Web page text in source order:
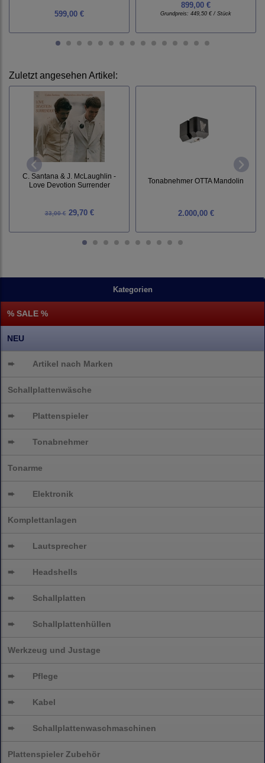
Kategorien
% SALE %
NEU
➨ Artikel nach Marken
Schallplattenwäsche
➨ Plattenspieler
➨ Tonabnehmer
Tonarme
➨ Elektronik
Komplettanlagen
➨ Lautsprecher
➨ Headshells
➨ Schallplatten
➨ Schallplattenhüllen
Werkzeug und Justage
➨ Pflege
➨ Kabel
➨ Schallplattenwaschmaschinen
Plattenspieler Zubehör
599,00 €
899,00 €
Grundpreis: 449,50 € / Stück
Zuletzt angesehen Artikel:
C. Santana & J. McLaughlin -
Love Devotion Surrender
33,00 €29,70 €
Tonabnehmer OTTA Mandolin
2.000,00 €